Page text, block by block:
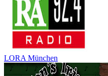
LORA München